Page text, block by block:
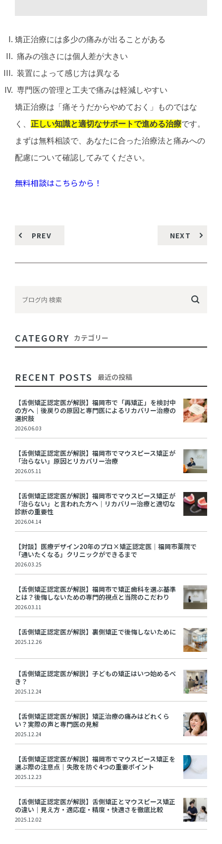
矯正治療には多少の痛みが出ることがある
痛みの強さには個人差が大きい
装置によって感じ方は異なる
専門医の管理と工夫で痛みは軽減しやすい
矯正治療は 「痛そうだからやめておく」ものではな
く、 正しい知識と適切なサポートで進める治療です。
まずは無料相談で、 あなたに合った治療法と痛みへの
配慮について確認してみてください。
無料相談はこちらから！
PREV NEXT
CATEGORY カテゴリー
RECENT POSTS 最近の投稿
【舌側矯正認定医が解説】福岡市で「再矯正」を検討中
の方へ｜後戻りの原因と専門医によるリカバリー治療の
選択肢
2026.06.03
【舌側矯正認定医が解説】福岡市でマウスピース矯正が
「治らない」原因とリカバリー治療
2026.05.11
【舌側矯正認定医が解説】福岡市でマウスピース矯正が
「治らない」と言われた方へ｜リカバリー治療と適切な
診断の重要性
2026.04.14
【対談】医療デザイン20年のプロ×矯正認定医｜福岡市薬院で
「通いたくなる」クリニックができるまで
2026.03.25
【舌側矯正認定医が解説】福岡市で矯正歯科を選ぶ基準
とは？後悔しないための専門的視点と当院のこだわり
2026.03.11
【舌側矯正認定医が解説】裏側矯正で後悔しないために
2025.12.26
【舌側矯正認定医が解説】子どもの矯正はいつ始めるべ
き？
2025.12.24
【舌側矯正認定医が解説】矯正治療の痛みはどれくら
い？実際の声と専門医の見解
2025.12.24
【舌側矯正認定医が解説】福岡市でマウスピース矯正を
選ぶ際の注意点｜失敗を防ぐ4つの重要ポイント
2025.12.23
【舌側矯正認定医が解説】舌側矯正とマウスピース矯正
の違い｜見え方・適応症・精度・快適さを徹底比較
2025.12.02